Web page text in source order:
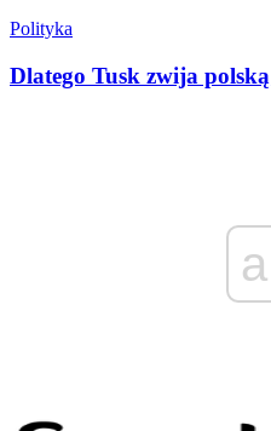
Polityka
Dlatego Tusk zwija